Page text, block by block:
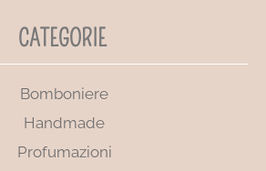
CATEGORIE
Bomboniere
Handmade
Profumazioni